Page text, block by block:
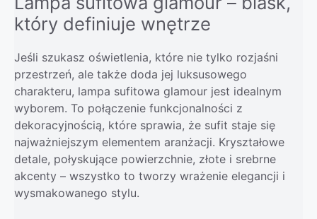
który definiuje wnętrze
Jeśli szukasz oświetlenia, które nie tylko rozjaśni
przestrzeń, ale także doda jej luksusowego
charakteru, lampa sufitowa glamour jest idealnym
wyborem. To połączenie funkcjonalności z
dekoracyjnością, które sprawia, że sufit staje się
najważniejszym elementem aranżacji. Kryształowe
detale, połyskujące powierzchnie, złote i srebrne
akcenty – wszystko to tworzy wrażenie elegancji i
wysmakowanego stylu.